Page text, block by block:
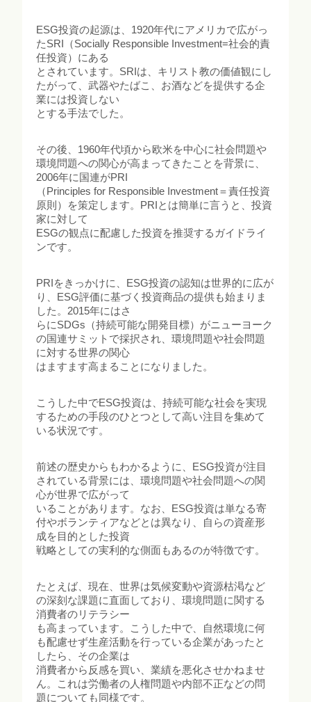
ESG投資の起源は、1920年代にアメリカで広がっ
たSRI（Socially Responsible Investment=社会的責
任投資）にある
とされています。SRIは、キリスト教の価値観にし
たがって、武器やたばこ、お酒などを提供する企
業には投資しない
とする手法でした。
その後、1960年代頃から欧米を中心に社会問題や
環境問題への関心が高まってきたことを背景に、
2006年に国連がPRI
（Principles for Responsible Investment＝責任投資
原則）を策定します。PRIとは簡単に言うと、投資
家に対して
ESGの観点に配慮した投資を推奨するガイドライ
ンです。
PRIをきっかけに、ESG投資の認知は世界的に広が
り、ESG評価に基づく投資商品の提供も始まりま
した。2015年にはさ
らにSDGs（持続可能な開発目標）がニューヨーク
の国連サミットで採択され、環境問題や社会問題
に対する世界の関心
はますます高まることになりました。
こうした中でESG投資は、持続可能な社会を実現
するための手段のひとつとして高い注目を集めて
いる状況です。
前述の歴史からもわかるように、ESG投資が注目
されている背景には、環境問題や社会問題への関
心が世界で広がって
いることがあります。なお、ESG投資は単なる寄
付やボランティアなどとは異なり、自らの資産形
成を目的とした投資
戦略としての実利的な側面もあるのが特徴です。
たとえば、現在、世界は気候変動や資源枯渇など
の深刻な課題に直面しており、環境問題に関する
消費者のリテラシー
も高まっています。こうした中で、自然環境に何
も配慮せず生産活動を行っている企業があったと
したら、その企業は
消費者から反感を買い、業績を悪化させかねませ
ん。これは労働者の人権問題や内部不正などの問
題についても同様です。